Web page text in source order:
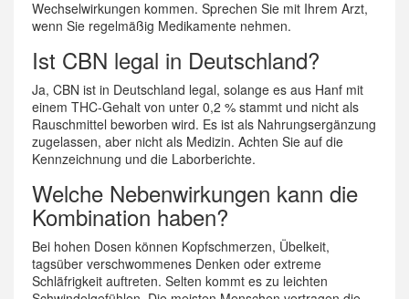
Wechselwirkungen kommen. Sprechen Sie mit Ihrem Arzt,
wenn Sie regelmäßig Medikamente nehmen.
Ist CBN legal in Deutschland?
Ja, CBN ist in Deutschland legal, solange es aus Hanf mit
einem THC-Gehalt von unter 0,2 % stammt und nicht als
Rauschmittel beworben wird. Es ist als Nahrungsergänzung
zugelassen, aber nicht als Medizin. Achten Sie auf die
Kennzeichnung und die Laborberichte.
Welche Nebenwirkungen kann die
Kombination haben?
Bei hohen Dosen können Kopfschmerzen, Übelkeit,
tagsüber verschwommenes Denken oder extreme
Schläfrigkeit auftreten. Selten kommt es zu leichten